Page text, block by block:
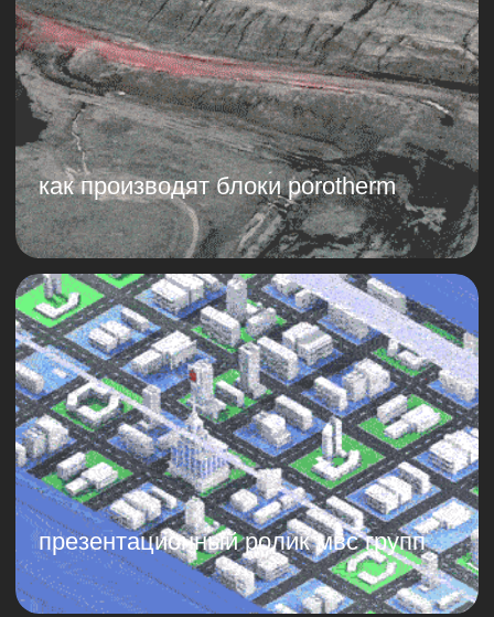
имиджевый ролик для
maxima telecom
ролик для медклиники
«вся медицина»